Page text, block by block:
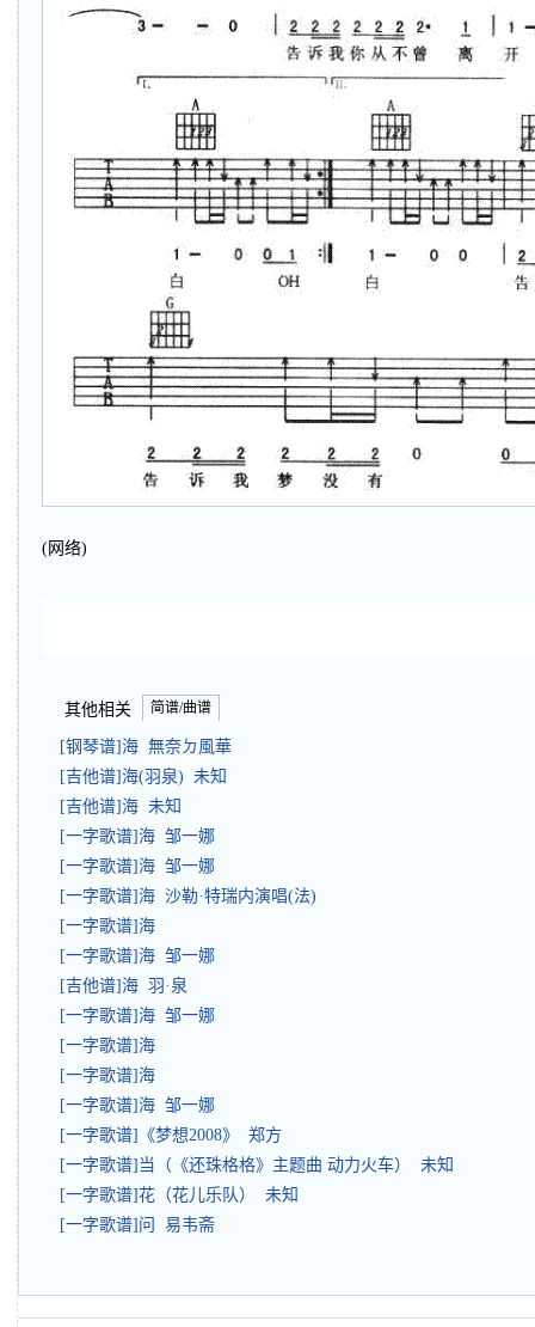
(网络)
其他相关 简谱/曲谱
[钢琴谱]海 無奈ㄉ風華
[吉他谱]海(羽泉) 未知
[吉他谱]海 未知
[一字歌谱]海 邹一娜
[一字歌谱]海 邹一娜
[一字歌谱]海 沙勒·特瑞内演唱(法)
[一字歌谱]海
[一字歌谱]海 邹一娜
[吉他谱]海 羽·泉
[一字歌谱]海 邹一娜
[一字歌谱]海
[一字歌谱]海
[一字歌谱]海 邹一娜
[一字歌谱]《梦想2008》 郑方
[一字歌谱]当（《还珠格格》主题曲 动力火车） 未知
[一字歌谱]花（花儿乐队） 未知
[一字歌谱]问 易韦斋